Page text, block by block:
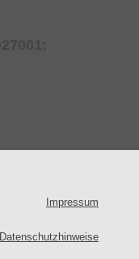
Impressum
Datenschutzhinweise